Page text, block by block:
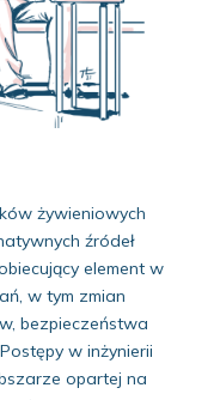
żywieniowych
źródeł
element w
w tym zmian
bezpieczeństwa
w inżynierii
opartej na